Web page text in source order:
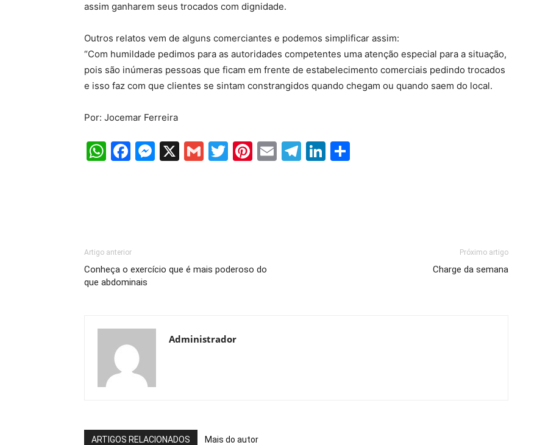
assim ganharem seus trocados com dignidade.
Outros relatos vem de alguns comerciantes e podemos simplificar assim:
“Com humildade pedimos para as autoridades competentes uma atenção especial para a situação,
pois são inúmeras pessoas que ficam em frente de estabelecimento comerciais pedindo trocados
e isso faz com que clientes se sintam constrangidos quando chegam ou quando saem do local.
Por: Jocemar Ferreira
WhatsApp
Facebook
Messenger
X GmailTwitter
Pinterest
EmailTelegram
LinkedIn
Artigo anterior
Conheça o exercício que é mais poderoso do
que abdominais
Próximo artigo
Charge da semana
Administrador
ARTIGOS RELACIONADOS Mais do autor